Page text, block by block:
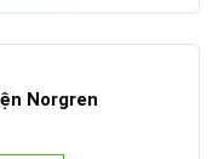
Norgren